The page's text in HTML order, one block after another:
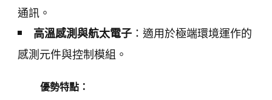
通訊。
高溫感測與航太電子 ：適用於極端環境運作的
感測元件與控制模組。
優勢特點：